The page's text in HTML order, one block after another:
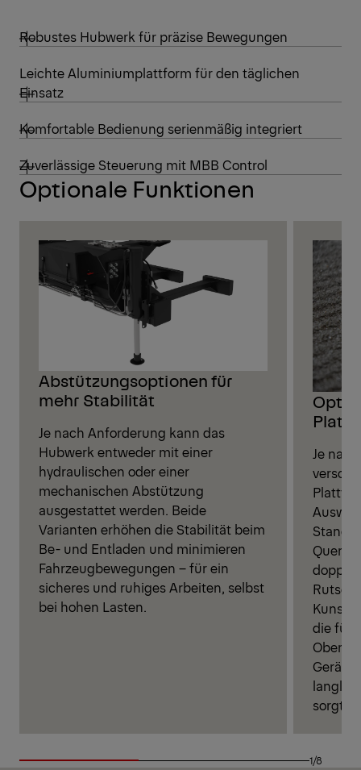
Robustes Hubwerk für präzise Bewegungen
Leichte Aluminiumplattform für den täglichen
Einsatz
Komfortable Bedienung serienmäßig integriert
Zuverlässige Steuerung mit MBB Control
Optionale Funktionen
Abstützungsoptionen für
mehr Stabilität
Je nach Anforderung kann das
Hubwerk entweder mit einer
hydraulischen oder einer
mechanischen Abstützung
ausgestattet werden. Beide
Varianten erhöhen die Stabilität beim
Be- und Entladen und minimieren
Fahrzeugbewegungen – für ein
sicheres und ruhiges Arbeiten, selbst
bei hohen Lasten.
Je
die für
sorgt.
1/8